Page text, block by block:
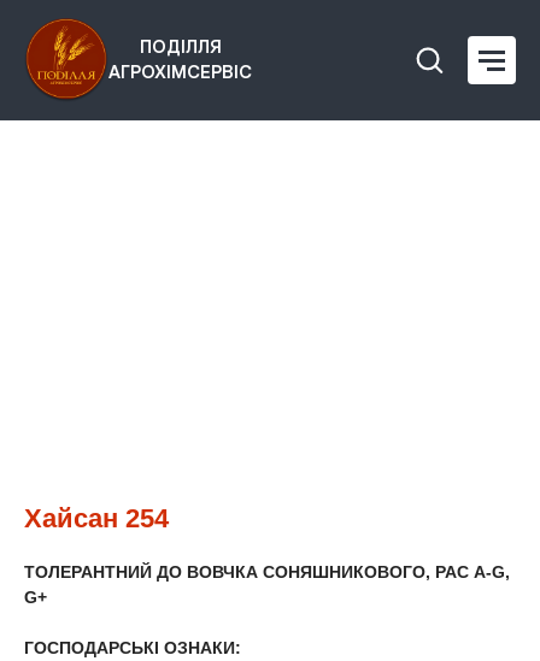
ПОДІЛЛЯ
АГРОХІМСЕРВІС
Хайсан 254
ТОЛЕРАНТНИЙ ДО ВОВЧКА СОНЯШНИКОВОГО, РАС A-G,
G+
ГОСПОДАРСЬКІ ОЗНАКИ: